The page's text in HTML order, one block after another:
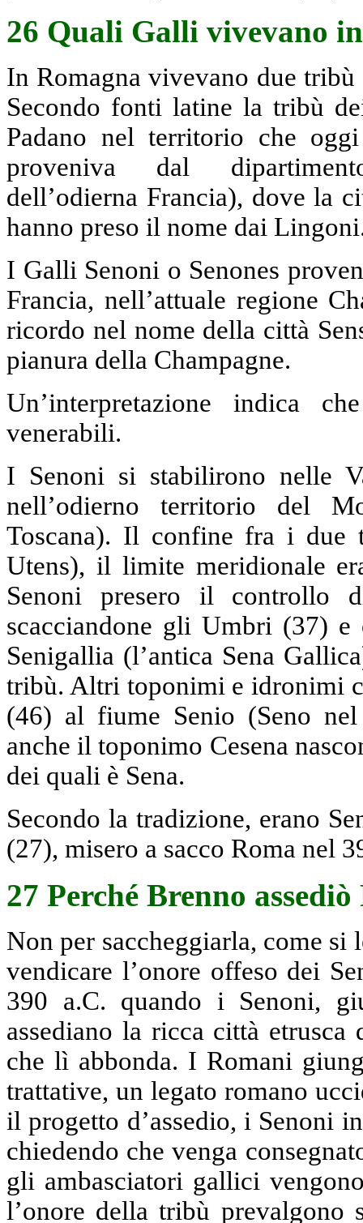
26 Quali Galli vivevano
In Romagna vivevano due
Secondo fonti latine la tribù
Padano nel territorio che
proveniva dal
dell’odierna Francia), dove la
hanno preso il nome dai
I Galli Senoni o Senones
Francia, nell’attuale regione
ricordo nel nome della città
pianura della Champagne.
Un’interpretazione indica
venerabili.
I Senoni si stabilirono nelle
nell’odierno territorio del
Toscana). Il confine fra i
Utens), il limite meridionale
Senoni presero il controllo
scacciandone gli Umbri (37)
Senigallia (l’antica Sena
tribù. Altri toponimi e idronimi
(46) al fiume Senio (Seno
anche il toponimo Cesena
dei quali è Sena.
Secondo la tradizione, erano
(27), misero a sacco Roma nel
27 Perché Brenno assediò
Non per saccheggiarla, come si
vendicare l’onore offeso dei
390 a.C. quando i Senoni,
assediano la ricca città
che lì abbonda. I Romani
trattative, un legato romano
il progetto d’assedio, i Senoni
chiedendo che venga
gli ambasciatori gallici
l’onore della tribù prevalgono